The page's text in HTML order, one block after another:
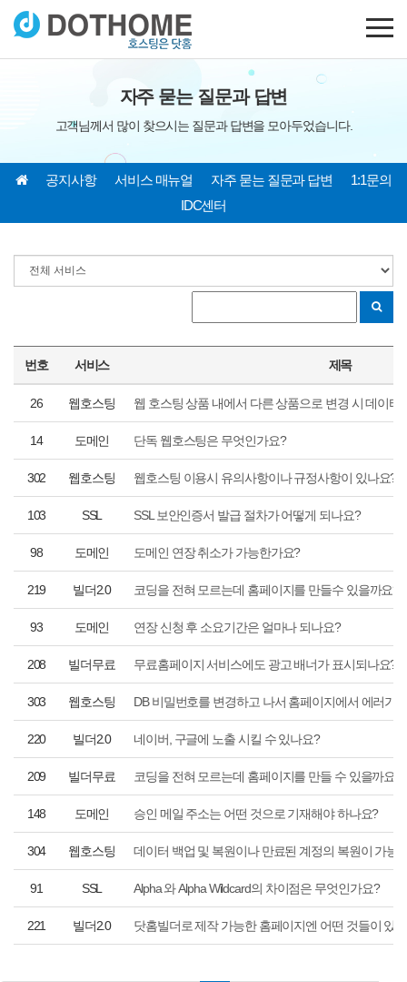
자주 묻는 질문과 답변
고객님께서 많이 찾으시는 질문과 답변을 모아두었습니다.
공지사항 서비스 매뉴얼 자주 묻는 질문과 답변
1:1문의
IDC센터
번호 서비스 제목
26 웹호스팅 웹 호스팅 상품 내에서 다른 상품으로 변경 시 데이터
14 도메인 단독 웹호스팅은 무엇인가요?
302 웹호스팅 웹호스팅 이용시 유의사항이나 규정사항이 있나요?
103 SSL SSL 보안인증서 발급 절차가 어떻게 되나요?
98 도메인 도메인 연장 취소가 가능한가요?
219 빌더2.0 코딩을 전혀 모르는데 홈페이지를 만들수 있을까요?
93 도메인 연장 신청 후 소요기간은 얼마나 되나요?
208 빌더무료 무료홈페이지 서비스에도 광고 배너가 표시되나요?
303 웹호스팅 DB 비밀번호를 변경하고 나서 홈페이지에서 에러가
220 빌더2.0 네이버, 구글에 노출 시킬 수 있나요?
209 빌더무료 코딩을 전혀 모르는데 홈페이지를 만들 수 있을까요?
148 도메인 승인 메일 주소는 어떤 것으로 기재해야 하나요?
304 웹호스팅 데이터 백업 및 복원이나 만료된 계정의 복원이 가능
91 SSL Alpha 와 Alpha Wildcard의 차이점은 무엇인가요?
221 빌더2.0 닷홈빌더로 제작 가능한 홈페이지엔 어떤 것들이 있